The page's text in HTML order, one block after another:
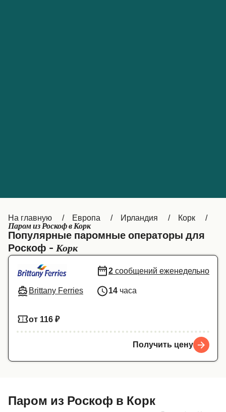
Italia Canada (FR)
Canada België (NL)
Ελλάδα Belgique (FR)
Polska Deutschland
Schweiz (DE)
Україна
На главную Европа Ирландия Корк
Паром из Роскоф в Корк
Популярные паромные операторы для
Роскоф - Корк
Brittany Ferries
2 сообщений еженедельно
14 часа
от 116 ₽
Получить цену
Паром из Роскоф в Корк